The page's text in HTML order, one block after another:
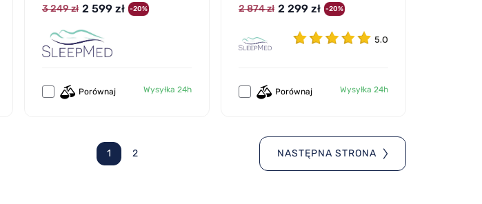
3 249 zł 2 599 zł -20%
Porównaj Wysyłka 24h
2 874 zł 2 299 zł -20%
5.0
Porównaj Wysyłka 24h
1 2 NASTĘPNA STRONA